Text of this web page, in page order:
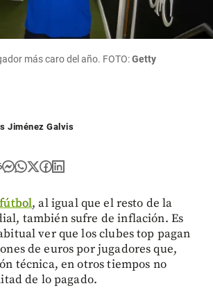
más caro del año. FOTO:Getty
Jiménez Galvis
fútbol, al igual que el resto de la
también sufre de inflación. Es
ver que los clubes top pagan
de euros por jugadores que,
técnica, en otros tiempos no
de lo pagado.